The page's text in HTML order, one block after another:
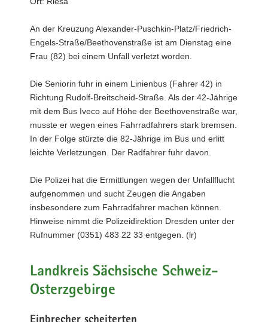
An der Kreuzung Alexander-Puschkin-Platz/Friedrich-
Engels-Straße/Beethovenstraße ist am Dienstag eine
Frau (82) bei einem Unfall verletzt worden.
Die Seniorin fuhr in einem Linienbus (Fahrer 42) in
Richtung Rudolf-Breitscheid-Straße. Als der 42-Jährige
mit dem Bus Iveco auf Höhe der Beethovenstraße war,
musste er wegen eines Fahrradfahrers stark bremsen.
In der Folge stürzte die 82-Jährige im Bus und erlitt
leichte Verletzungen. Der Radfahrer fuhr davon.
Die Polizei hat die Ermittlungen wegen der Unfallflucht
aufgenommen und sucht Zeugen die Angaben
insbesondere zum Fahrradfahrer machen können.
Hinweise nimmt die Polizeidirektion Dresden unter der
Rufnummer (0351) 483 22 33 entgegen. (lr)
Landkreis Sächsische Schweiz-
Osterzgebirge